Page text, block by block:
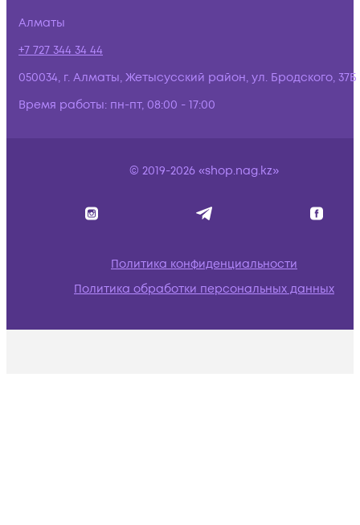
Алматы
+7 727 344 34 44
050034, г. Алматы, Жетысусский район, ул. Бродского, 37Б
Время работы: пн-пт, 08:00 - 17:00
© 2019-2026 «shop.nag.kz»
Политика конфиденциальности
Политика обработки персональных данных